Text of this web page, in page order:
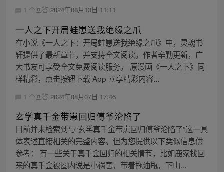
1 个回答 2024年08月13日 11:11
一人之下开局蛙崽送我绝缘之爪
在小说《一人之下：开局蛙崽送我绝缘之爪》中，灵魂书
轩提供了最新章节，并支持全文阅读。作者辛勤更新，广
大书友可享受全文免费阅读服务。 原漫画《一人之下》同
样精彩，点击按钮下载 App 立享精彩内容...
1 个回答 2024年08月07日 17:46
玄学真千金带崽回归傅爷沦陷了
目前并未检索到与“玄学真千金带崽回归傅爷沦陷了”这一具
体表述直接相关的完整内容。但为您提供以下类似信息供
参考： 有一些关于真千金回归的相关情节，比如鹿家找回
来的真千金被圈内说是小祸害，带着拖油瓶，下山...